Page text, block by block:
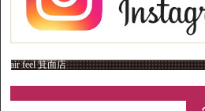
air feel 箕面店